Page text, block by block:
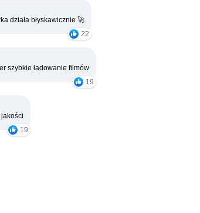
działa błyskawicznie 🚀
22
szybkie ładowanie filmów
19
19